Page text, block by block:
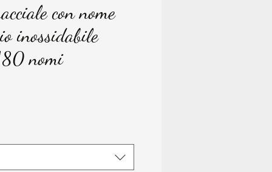
con nome
inossidabile
nomi